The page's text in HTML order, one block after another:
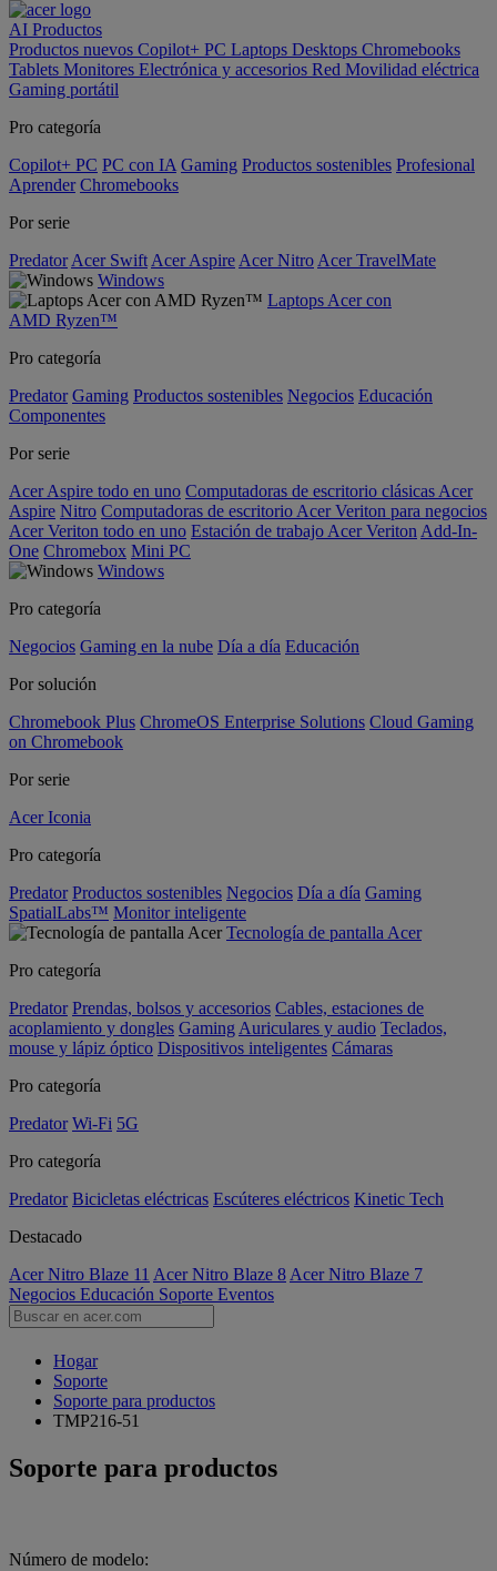
AI Productos
Productos nuevos Copilot+ PC Laptops Desktops Chromebooks
Tablets Monitores Electrónica y accesorios Red Movilidad eléctrica
Gaming portátil
Pro categoría
Copilot+ PC PC con IA Gaming Productos sostenibles Profesional
Aprender Chromebooks
Por serie
Predator Acer Swift Acer Aspire Acer Nitro Acer TravelMate
Windows
Laptops Acer con
AMD Ryzen™
Pro categoría
Predator Gaming Productos sostenibles Negocios Educación
Componentes
Por serie
Acer Aspire todo en uno Computadoras de escritorio clásicas Acer
Aspire Nitro Computadoras de escritorio Acer Veriton para negocios
Acer Veriton todo en uno Estación de trabajo Acer Veriton Add-In-
One Chromebox Mini PC
Windows
Pro categoría
Negocios Gaming en la nube Día a día Educación
Por solución
Chromebook Plus ChromeOS Enterprise Solutions Cloud Gaming
on Chromebook
Por serie
Acer Iconia
Pro categoría
Predator Productos sostenibles Negocios Día a día Gaming
SpatialLabs™ Monitor inteligente
Tecnología de pantalla Acer
Pro categoría
Predator Prendas, bolsos y accesorios Cables, estaciones de
acoplamiento y dongles Gaming Auriculares y audio Teclados,
mouse y lápiz óptico Dispositivos inteligentes Cámaras
Pro categoría
Predator Wi-Fi 5G
Pro categoría
Predator Bicicletas eléctricas Escúteres eléctricos Kinetic Tech
Destacado
Acer Nitro Blaze 11 Acer Nitro Blaze 8 Acer Nitro Blaze 7
Negocios Educación Soporte Eventos
Hogar
Soporte
Soporte para productos
TMP216-51
Soporte para productos
Número de modelo: